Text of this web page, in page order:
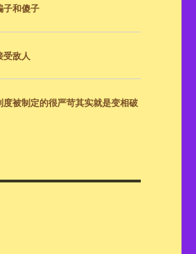
子和傻子
受敌人
度被制定的很严苛其实就是变相破